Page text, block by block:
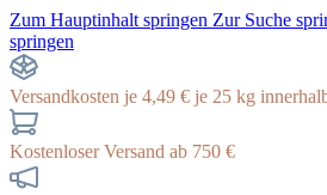
Zum Hauptinhalt springen Zur Suche
springen
Versandkosten je 4,49 € je 25 kg
Kostenloser Versand ab 750 €